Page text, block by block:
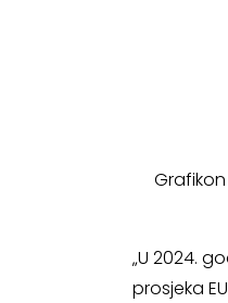
„U 2024.
prosjeka